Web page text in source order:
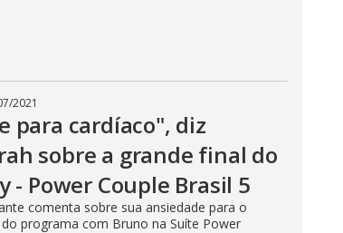
2021
para cardíaco", diz
sobre a grande final do
- Power Couple Brasil 5
comenta sobre sua ansiedade para o
programa com Bruno na Suíte Power